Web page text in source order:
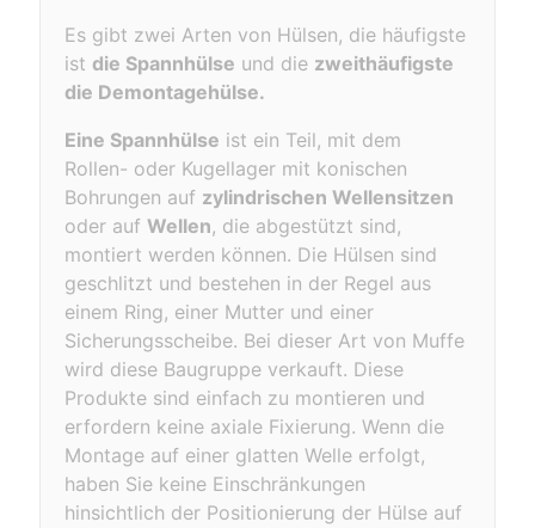
Es gibt zwei Arten von Hülsen, die häufigste
ist die Spannhülse und die zweithäufigste
die Demontagehülse.
Eine Spannhülse ist ein Teil, mit dem
Rollen- oder Kugellager mit konischen
Bohrungen auf zylindrischen Wellensitzen
oder aufWellen, die abgestützt sind,
montiert werden können. Die Hülsen sind
geschlitzt und bestehen in der Regel aus
einem Ring, einer Mutter und einer
Sicherungsscheibe. Bei dieser Art von Muffe
wird diese Baugruppe verkauft. Diese
Produkte sind einfach zu montieren und
erfordern keine axiale Fixierung. Wenn die
Montage auf einer glatten Welle erfolgt,
haben Sie keine Einschränkungen
hinsichtlich der Positionierung der Hülse auf